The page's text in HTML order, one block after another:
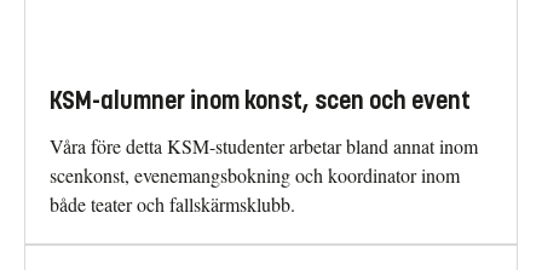
KSM-alumner inom konst, scen och event
Våra före detta KSM-studenter arbetar bland annat inom
scenkonst, evenemangsbokning och koordinator inom
både teater och fallskärmsklubb.